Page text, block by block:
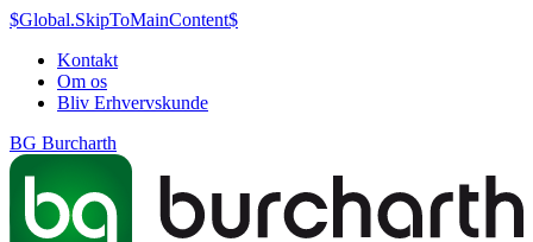
$Global.SkipToMainContent$
Kontakt
Om os
Bliv Erhvervskunde
BG Burcharth